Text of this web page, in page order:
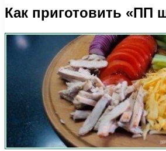
Как приготовить «ПП